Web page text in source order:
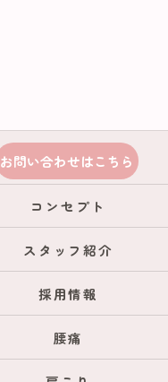
お問い合わせはこちら
コンセプト
スタッフ紹介
採用情報
腰痛